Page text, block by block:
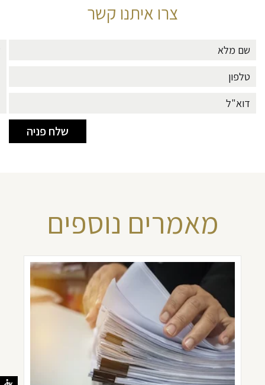
צרו איתנו קשר
מאמרים נוספים